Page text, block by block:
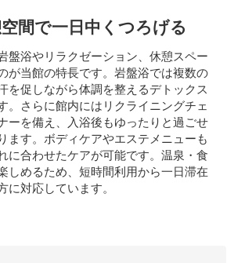
間で一日中くつろげる
盤浴やリラクゼーション、休憩スペー
が当館の特長です。岩盤浴では複数の
を促しながら体調を整えるデトックス
。さらに館内にはリクライニングチェ
ーを備え、入浴後もゆったりと過ごせ
ます。ボディケアやエステメニューも
に合わせたケアが可能です。温泉・食
しめるため、短時間利用から一日滞在
に対応しています。